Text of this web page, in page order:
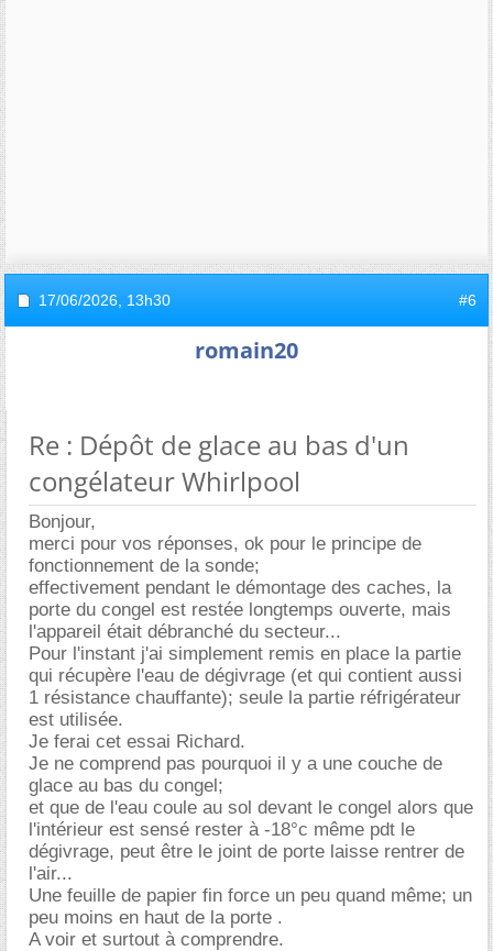
17/06/2026, 13h30 #6
romain20
Re : Dépôt de glace au bas d'un
congélateur Whirlpool
Bonjour,
merci pour vos réponses, ok pour le principe de
fonctionnement de la sonde;
effectivement pendant le démontage des caches, la
porte du congel est restée longtemps ouverte, mais
l'appareil était débranché du secteur...
Pour l'instant j'ai simplement remis en place la partie
qui récupère l'eau de dégivrage (et qui contient aussi
1 résistance chauffante); seule la partie réfrigérateur
est utilisée.
Je ferai cet essai Richard.
Je ne comprend pas pourquoi il y a une couche de
glace au bas du congel;
et que de l'eau coule au sol devant le congel alors que
l'intérieur est sensé rester à -18°c même pdt le
dégivrage, peut être le joint de porte laisse rentrer de
l'air...
Une feuille de papier fin force un peu quand même; un
peu moins en haut de la porte .
A voir et surtout à comprendre.